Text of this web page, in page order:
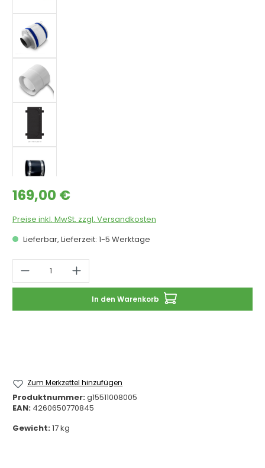
Regulärer Preis:
169,00 €
Preise inkl. MwSt. zzgl. Versandkosten
Lieferbar, Lieferzeit: 1-5 Werktage
Produkt Anzahl: Gib den
In den Warenkorb
Zum Merkzettel hinzufügen
Produktnummer:g15511008005
EAN: 4260650770845
Gewicht:17 kg